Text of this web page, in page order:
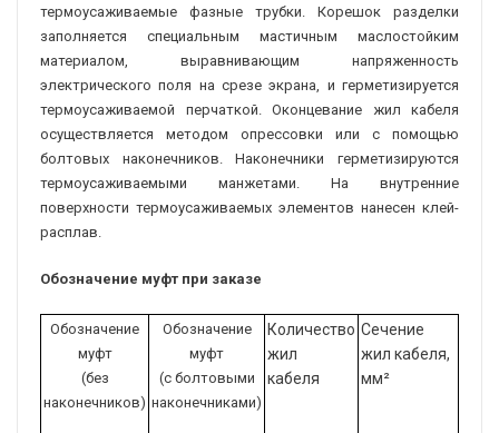
термоусаживаемые фазные трубки. Корешок разделки
заполняется специальным мастичным маслостойким
материалом, выравнивающим напряженность
электрического поля на срезе экрана, и герметизируется
термоусаживаемой перчаткой. Оконцевание жил кабеля
осуществляется методом опрессовки или с помощью
болтовых наконечников. Наконечники герметизируются
термоусаживаемыми манжетами. На внутренние
поверхности термоусаживаемых элементов нанесен клей-
расплав.
Обозначение муфт при заказе
Обозначение
муфт
(без
наконечников)
Обозначение
муфт
(с болтовыми
наконечниками)
Количество
жил
кабеля
Сечение
жил кабеля,
мм²